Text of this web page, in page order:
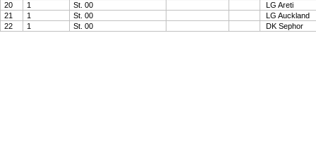
20
1 St. 00
LG Areti
21
1 St. 00
LG Auckland
22
1 St. 00 DK Sephor